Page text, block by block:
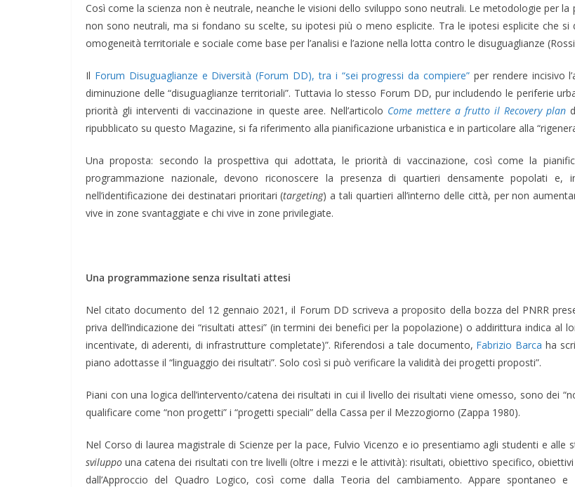
Così come la scienza non è neutrale, neanche le visioni dello sviluppo sono neutrali. Le metodologie per
non sono neutrali, ma si fondano su scelte, su ipotesi più o meno esplicite. Tra le ipotesi esplicite che si
omogeneità territoriale e sociale come base per l’analisi e l’azione nella lotta contro le disuguaglianze
Il Forum Disuguaglianze e Diversità (Forum DD), tra i “sei progressi da compiere” per rendere incisivo
diminuzione delle “disuguaglianze territoriali”. Tuttavia lo stesso Forum DD, pur includendo le periferie
priorità gli interventi di vaccinazione in queste aree. Nell’articolo Come mettere a frutto il Recovery plan
ripubblicato su questo Magazine, si fa riferimento alla pianificazione urbanistica e in particolare alla
Una proposta: secondo la prospettiva qui adottata, le priorità di vaccinazione, così come la
programmazione nazionale, devono riconoscere la presenza di quartieri densamente popolati
nell’identificazione dei destinatari prioritari (targeting) a tali quartieri all’interno delle città, per non
vive in zone svantaggiate e chi vive in zone privilegiate.
Una programmazione senza risultati attesi
Nel citato documento del 12 gennaio 2021, il Forum DD scriveva a proposito della bozza del PNRR
priva dell’indicazione dei “risultati attesi” (in termini dei benefici per la popolazione) o addirittura indica
incentivate, di aderenti, di infrastrutture completate)”. Riferendosi a tale documento, Fabrizio Barca ha
piano adottasse il “linguaggio dei risultati”. Solo così si può verificare la validità dei progetti proposti”.
Piani con una logica dell’intervento/catena dei risultati in cui il livello dei risultati viene omesso, sono dei
qualificare come “non progetti” i “progetti speciali” della Cassa per il Mezzogiorno (Zappa 1980).
Nel Corso di laurea magistrale di Scienze per la pace, Fulvio Vicenzo e io presentiamo agli studenti e alle
sviluppo una catena dei risultati con tre livelli (oltre i mezzi e le attività): risultati, obiettivo specifico,
dall’Approccio del Quadro Logico, così come dalla Teoria del cambiamento. Appare spontaneo